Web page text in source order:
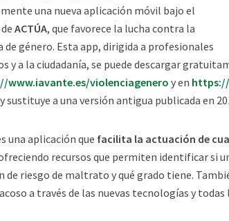
una nueva aplicación móvil bajo el
deACTÚA, que favorece la lucha contra la
de género. Esta app, dirigida a profesionales
y a la ciudadanía, se puede descargar
www.iavante.es/violenciagenero y en
sustituye a una versión antigua publicada en
una aplicación que facilita la actuación de
recursos que permiten identificar si
de riesgo de maltrato y qué grado tiene.
a través de las nuevas tecnologías y